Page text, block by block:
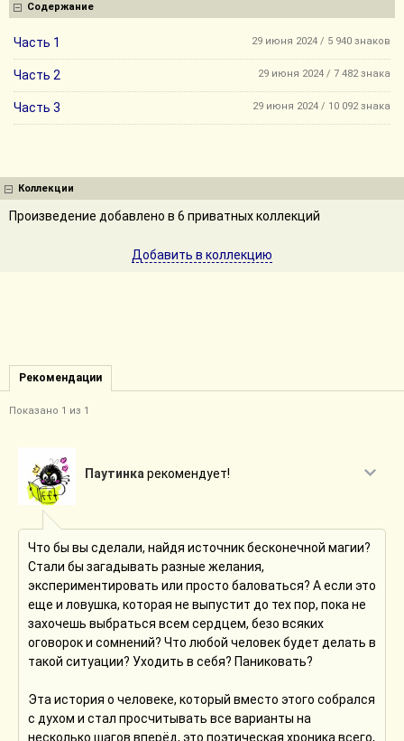
Содержание
Часть 1 29 июня 2024 / 5 940 знаков
Часть 2 29 июня 2024 / 7 482 знака
Часть 3 29 июня 2024 / 10 092 знака
Коллекции
Произведение добавлено в 6 приватных коллекций
Добавить в коллекцию
Рекомендации
Показано 1 из 1
Паутинка рекомендует!
Что бы вы сделали, найдя источник бесконечной магии?
Стали бы загадывать разные желания,
экспериментировать или просто баловаться? А если это
еще и ловушка, которая не выпустит до тех пор, пока не
захочешь выбраться всем сердцем, безо всяких
оговорок и сомнений? Что любой человек будет делать в
такой ситуации? Уходить в себя? Паниковать?
Эта история о человеке, который вместо этого собрался
с духом и стал просчитывать все варианты на
несколько шагов вперëд, это поэтическая хроника всего,